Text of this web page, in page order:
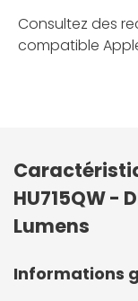
Consultez des
compatible
HU715QW -
Lumens
Informations